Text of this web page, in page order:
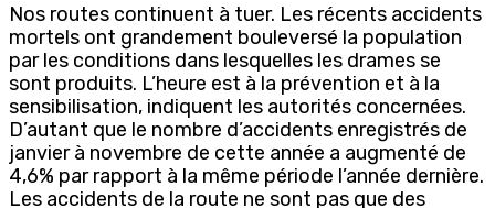
Nos routes continuent à tuer. Les récents accidents
mortels ont grandement bouleversé la population
par les conditions dans lesquelles les drames se
sont produits. L’heure est à la prévention et à la
sensibilisation, indiquent les autorités concernées.
D’autant que le nombre d’accidents enregistrés de
janvier à novembre de cette année a augmenté de
4,6% par rapport à la même période l’année dernière.
Les accidents de la route ne sont pas que des